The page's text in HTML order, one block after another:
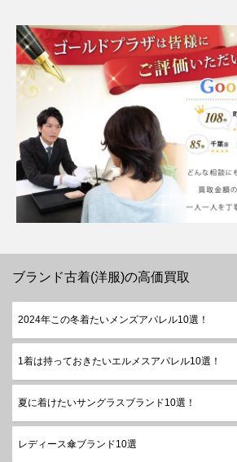
ブランド古着(洋服)の高価買取
2024年この冬着たいメンズアパレル10選！
1着は持っておきたいエルメスアパレル10選！
夏に着けたいサングラスブランド10選！
レディース傘ブランド10選